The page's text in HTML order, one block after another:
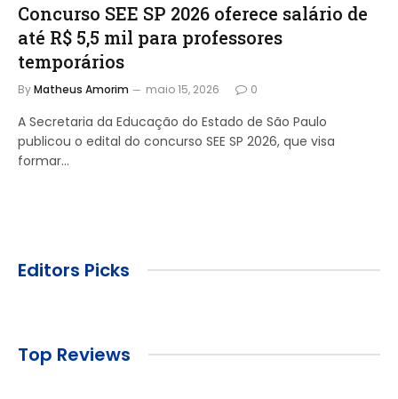
Concurso SEE SP 2026 oferece salário de
até R$ 5,5 mil para professores
temporários
ByMatheus Amorim maio 15, 2026 0
A Secretaria da Educação do Estado de São Paulo
publicou o edital do concurso SEE SP 2026, que visa
formar…
Editors Picks
Top Reviews